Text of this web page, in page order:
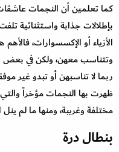
كما تعلمين أن النجمات
بإطلالات جذابة واستثنائية
الأزياء أو الإكسسوارات،
وتتناسب معهن، ولكن في بعض
ربما لا تناسبهن أو تبدو غير
ظهرت بها النجمات مؤخراً
مختلفة وغريبة، ومنها ما لم ينل
بنطال درة